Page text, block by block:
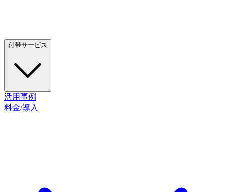
付帯サービス
活用事例
料金/導入